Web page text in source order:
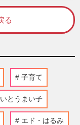
る
子育て
いとうまい子
エド・はるみ